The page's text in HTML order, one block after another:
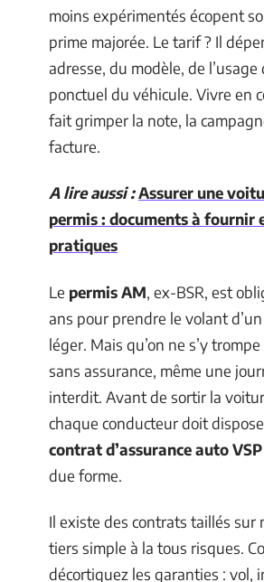
moins expérimentés écopent
prime majorée. Le tarif ? Il
adresse, du modèle, de
ponctuel du véhicule. Vivre en
fait grimper la note, la
facture.
A lire aussi :Assurer une
permis : documents à fournir
pratiques
Le permis AM, ex-BSR, est
ans pour prendre le volant
léger. Mais qu’on ne s’y
sans assurance, même une
interdit. Avant de sortir la
chaque conducteur doit
contrat d’assurance auto VSP
due forme.
Il existe des contrats taillés sur
tiers simple à la tous risques.
décortiquez les garanties : vol,